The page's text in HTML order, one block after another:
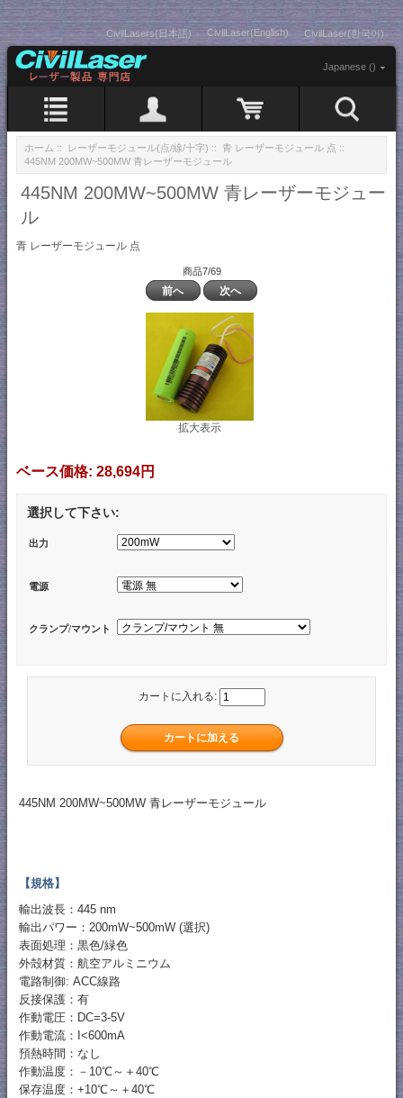
CivilLasers(日本語) CivilLaser(English) CivilLaser(한국어)
Japanese ()
ホーム :: レーザーモジュール(点/線/十字) :: 青 レーザーモジュール 点 ::
445NM 200MW~500MW 青レーザーモジュール
445NM 200MW~500MW 青レーザーモジュー
ル
青 レーザーモジュール 点
商品7/69
前へ 次へ
拡大表示
ベース価格: 28,694円
選択して下さい:
出力
電源
クランプ/マウント
カートに入れる:
445NM 200MW~500MW 青レーザーモジュール
【規格】
輸出波長：445 nm
輸出パワー：200mW~500mW (選択)
表面処理：黒色/緑色
外殻材質：航空アルミニウム
電路制御: ACC線路
反接保護：有
作動電圧：DC=3-5V
作動電流：I<600mA
預熱時間：なし
作動温度：－10℃～＋40℃
保存温度：+10℃～＋40℃